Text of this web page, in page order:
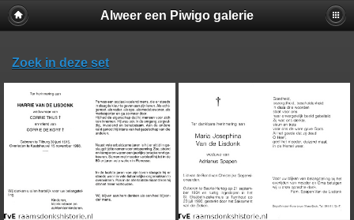
Alweer een Piwigo galerie
Zoek in deze set